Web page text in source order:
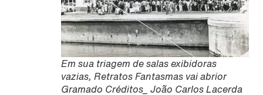
Em sua triagem de salas exibidoras
vazias, Retratos Fantasmas vai abrior
Gramado Créditos_ João Carlos Lacerda